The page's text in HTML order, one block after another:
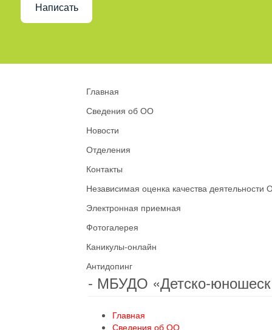
Написать
Главная
Сведения об ОО
Новости
Отделения
Контакты
Независимая оценка качества деятельности
Электронная приемная
Фотогалерея
Каникулы-онлайн
Антидопинг
- МБУДО «Детско-
Главная
Сведения об ОО